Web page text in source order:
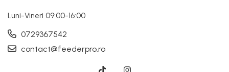
Luni-Vineri 09:00-16:00
0729367542
contact@feederpro.ro